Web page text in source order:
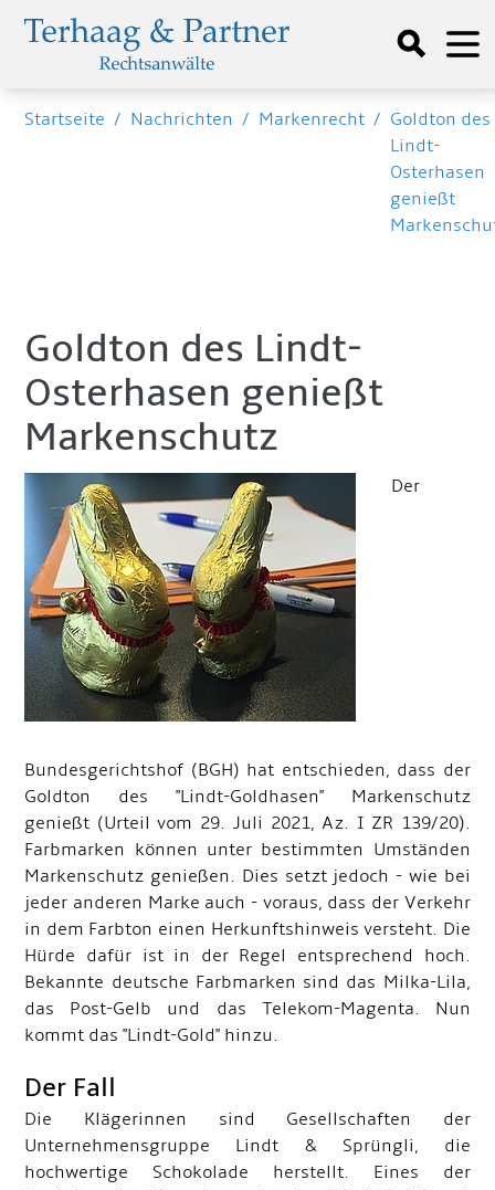
Startseite / Nachrichten / Markenrecht / Goldton des
Lindt-
Osterhasen
genießt
Goldton des Lindt-
Osterhasen genießt
Markenschutz
Der
Bundesgerichtshof (BGH) hat entschieden, dass der
Goldton des "Lindt-Goldhasen" Markenschutz
genießt (Urteil vom 29. Juli 2021, Az. I ZR 139/20).
Farbmarken können unter bestimmten Umständen
Markenschutz genießen. Dies setzt jedoch - wie bei
jeder anderen Marke auch - voraus, dass der Verkehr
in dem Farbton einen Herkunftshinweis versteht. Die
Hürde dafür ist in der Regel entsprechend hoch.
Bekannte deutsche Farbmarken sind das Milka-Lila,
das Post-Gelb und das Telekom-Magenta. Nun
kommt das "Lindt-Gold" hinzu.
Der Fall
Die Klägerinnen sind Gesellschaften der
Unternehmensgruppe Lindt & Sprüngli, die
hochwertige Schokolade herstellt. Eines der